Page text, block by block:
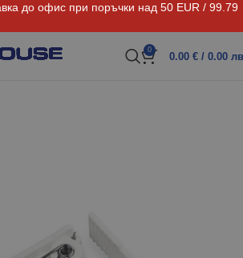
до офис при поръчки над 50 EUR / 99.79
0
0.00 € / 0.00